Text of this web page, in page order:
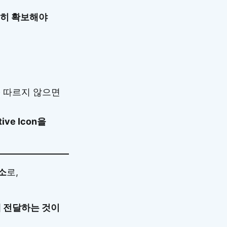
확보해야
르지 않으면
Icon을
로,
달하는 것이